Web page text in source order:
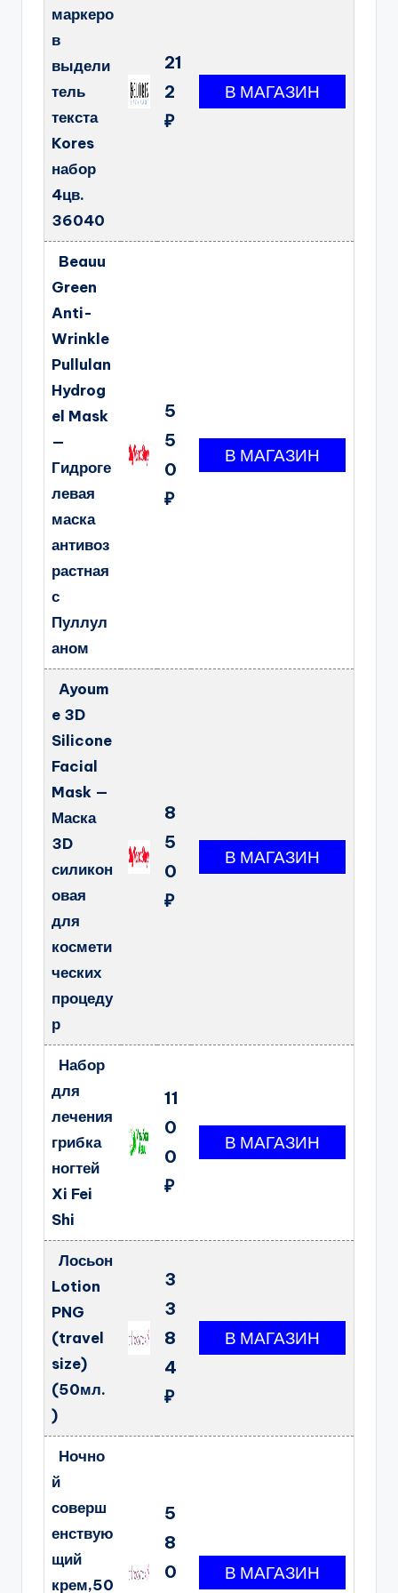
маркеро
в
выдели
тель
текста
Kores
набор
4цв.
36040
21
2
₽
Beauu
Green
Anti-
Wrinkle
Pullulan
Hydrog
el Mask
—
Гидроге
левая
маска
антивоз
растная
с
Пуллул
аном
5
5
0
₽
Ayoum
e 3D
Silicone
Facial
Mask —
Маска
3D
силикон
овая
для
космети
ческих
процеду
р
8
5
0
₽
Набор
для
лечения
грибка
ногтей
Xi Fei
Shi
11
0
0
₽
Лосьон
Lotion
PNG
(travel
size)
(50мл.
)
3
3
8
4
₽
Ночно
й
соверш
енствую
щий
крем,50
5
8
0